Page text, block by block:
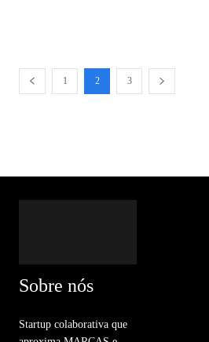
1 2 3
Sobre nós
Startup colaborativa que